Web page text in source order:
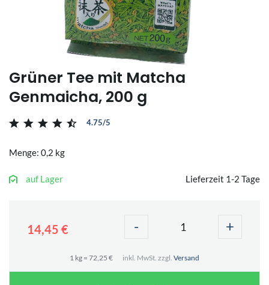
Grüner Tee mit Matcha
Genmaicha, 200 g
4.75/5
Menge: 0,2 kg
auf Lager Lieferzeit 1-2 Tage
14,45 € - +
1 kg = 72,25 € inkl. MwSt. zzgl. Versand